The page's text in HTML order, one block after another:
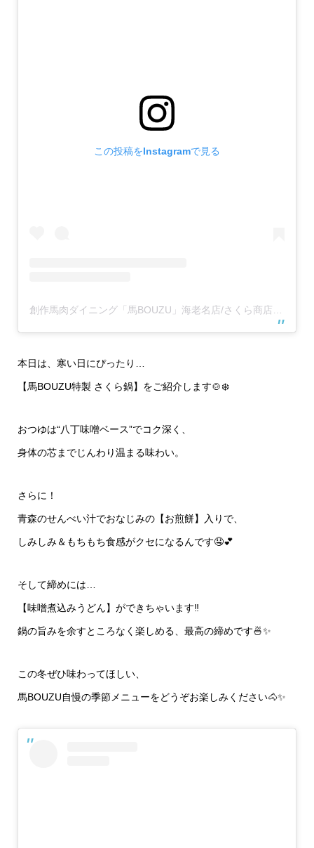
この投稿をInstagramで見る
本日は、寒い日にぴったり…
【馬BOUZU特製 さくら鍋】をご紹介します🍲❄️
おつゆは“八丁味噌ベース”でコク深く、
身体の芯までじんわり温まる味わい。
さらに！
青森のせんべい汁でおなじみの【お煎餅】入りで、
しみしみ＆もちもち食感がクセになるんです🤤💕
そして締めには…
【味噌煮込みうどん】ができちゃいます‼️
鍋の旨みを余すところなく楽しめる、最高の締めです🍜✨
この冬ぜひ味わってほしい、
馬BOUZU自慢の季節メニューをどうぞお楽しみください🐴✨